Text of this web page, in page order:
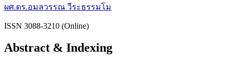
ผศ.ดร.อมลวรรณ วีระธรรมโม
ISSN 3088-3210 (Online)
Abstract & Indexing